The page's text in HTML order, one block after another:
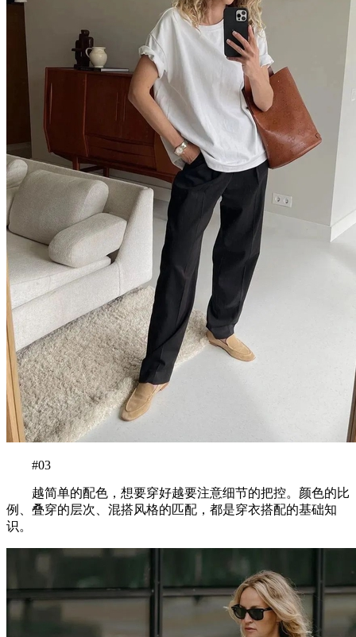
#03
越简单的配色，想要穿好越要注意细节的把控。颜色的比
例、叠穿的层次、混搭风格的匹配，都是穿衣搭配的基础知
识。